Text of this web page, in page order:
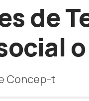
de
Concep-t